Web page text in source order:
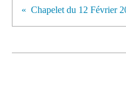
Chapelet du 12 Février